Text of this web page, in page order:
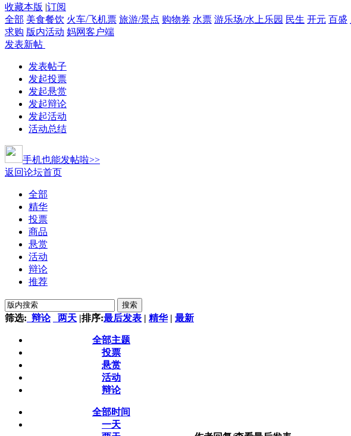
收藏本版 |订阅
全部 美食餐饮 火车/飞机票 旅游/景点 购物券 水票 游乐场/水上乐园 民生 开元 百盛
求购 版内活动 妈网客户端
发表新帖
发表帖子
发起投票
发起悬赏
发起辩论
发起活动
活动总结
手机也能发帖啦>>
返回论坛首页
全部
精华
投票
商品
悬赏
活动
辩论
推荐
搜索
筛选: 辩论 两天 |排序:最后发表 | 精华 | 最新
全部主题
投票
悬赏
活动
辩论
全部时间
一天